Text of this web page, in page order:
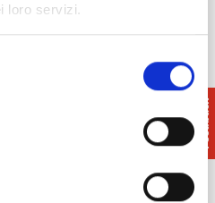
loro servizi.
Questo gioiello è noto